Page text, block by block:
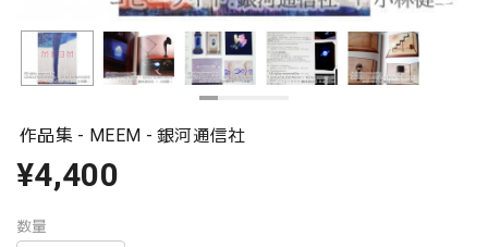
作品集 - MEEM - 銀河通信社
¥4,400
数量